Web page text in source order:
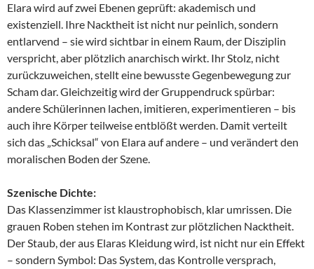
Elara wird auf zwei Ebenen geprüft: akademisch und
existenziell. Ihre Nacktheit ist nicht nur peinlich, sondern
entlarvend – sie wird sichtbar in einem Raum, der Disziplin
verspricht, aber plötzlich anarchisch wirkt. Ihr Stolz, nicht
zurückzuweichen, stellt eine bewusste Gegenbewegung zur
Scham dar. Gleichzeitig wird der Gruppendruck spürbar:
andere Schülerinnen lachen, imitieren, experimentieren – bis
auch ihre Körper teilweise entblößt werden. Damit verteilt
sich das „Schicksal“ von Elara auf andere – und verändert den
moralischen Boden der Szene.
Szenische Dichte:
Das Klassenzimmer ist klaustrophobisch, klar umrissen. Die
grauen Roben stehen im Kontrast zur plötzlichen Nacktheit.
Der Staub, der aus Elaras Kleidung wird, ist nicht nur ein Effekt
– sondern Symbol: Das System, das Kontrolle versprach,